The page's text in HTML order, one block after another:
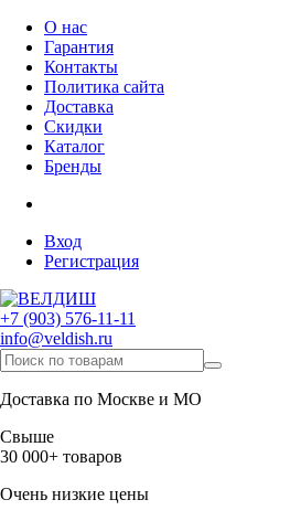
О нас
Гарантия
Контакты
Политика сайта
Доставка
Скидки
Каталог
Бренды
Вход
Регистрация
+7 (903) 576-11-11
info@veldish.ru
Доставка по Москве и МО
Свыше
30 000+ товаров
Очень низкие цены